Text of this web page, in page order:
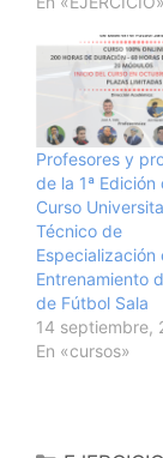
Profesores y
de la 1ª Edición
Curso
Técnico de
Especialización
Entrenamiento
de Fútbol Sala
14 septiembre,
En «cursos»